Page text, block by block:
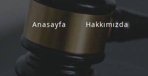
Anasayfa Hakkımızda